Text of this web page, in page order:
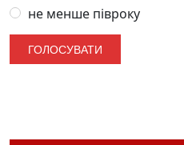
не менше півроку